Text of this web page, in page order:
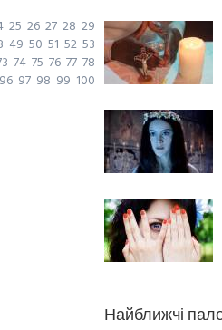
25 26 27 28 29
49 50 51 52 53
74 75 76 77 78
96 97 98 99 100
Найближчі